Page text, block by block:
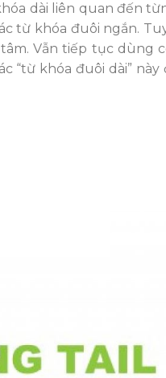
dài liên quan đến
từ khóa đuôi ngắn.
Vẫn tiếp tục dùng
“từ khóa đuôi dài”